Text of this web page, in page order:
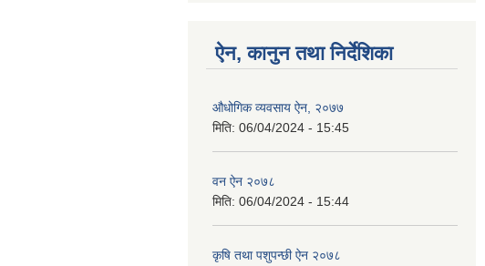
ऐन, कानुन तथा निर्देशिका
औधोगिक व्यवसाय ऐन, २०७७
मिति: 06/04/2024 - 15:45
वन ऐन २०७८
मिति: 06/04/2024 - 15:44
कृषि तथा पशुपन्छी ऐन २०७८